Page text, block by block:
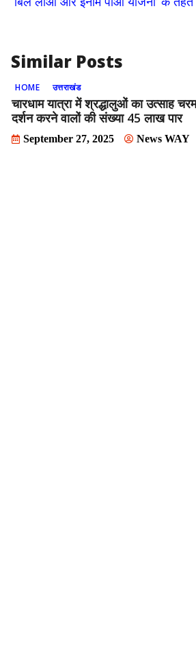
Similar Posts
HOME उत्तराखंड
चारधाम यात्रा में श्रद्धालुओं का उत्साह
दर्शन करने वालों की संख्या 45 लाख पार
September 27, 2025 News WAY